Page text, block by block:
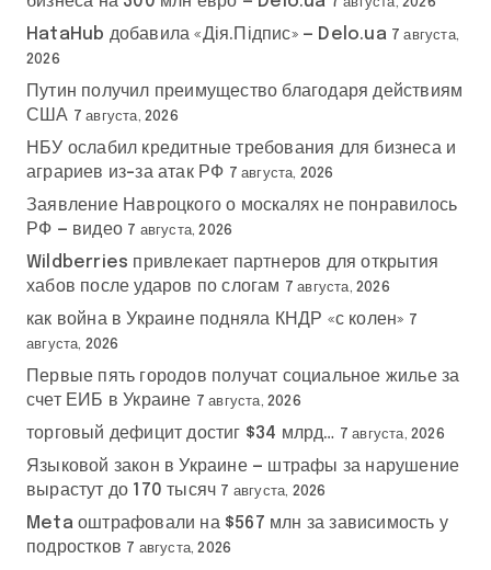
7 августа, 2026
HataHub добавила «Дія.Підпис» — Delo.ua 7 августа,
2026
Путин получил преимущество благодаря действиям
США 7 августа, 2026
НБУ ослабил кредитные требования для бизнеса и
аграриев из-за атак РФ 7 августа, 2026
Заявление Навроцкого о москалях не понравилось
РФ — видео 7 августа, 2026
Wildberries привлекает партнеров для открытия
хабов после ударов по слогам
7 августа, 2026
как война в Украине подняла КНДР «с колен» 7
августа, 2026
Первые пять городов получат социальное жилье за
счет ЕИБ в Украине 7 августа, 2026
торговый дефицит достиг $34 млрд… 7 августа, 2026
Языковой закон в Украине — штрафы за нарушение
вырастут до 170 тысяч 7 августа, 2026
Meta оштрафовали на $567 млн за зависимость у
подростков 7 августа, 2026